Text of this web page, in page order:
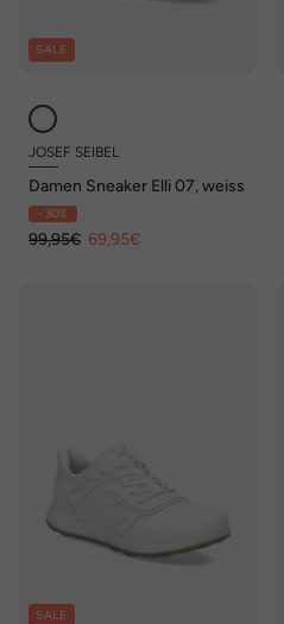
SALE
JOSEF SEIBEL
Damen Sneaker Elli 07, weiss
- 30%
99,95€ 69,95€
SALE